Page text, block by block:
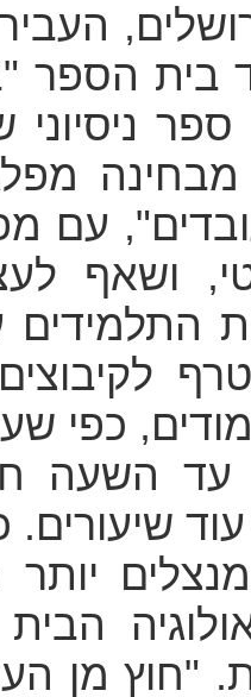
החל ללמוד בית
שנפתח ב- 1924 כבית
מבחינה
עם
ושאף
כפי
עד השעה
שיעורים.
יותר
"חוץ מן